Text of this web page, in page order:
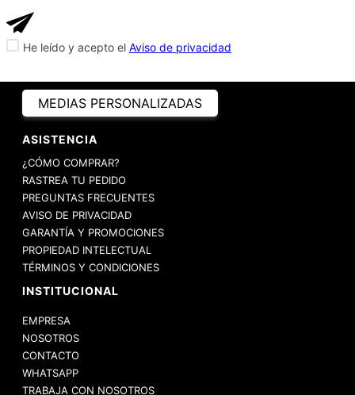
He leído y acepto el Aviso de privacidad
MEDIAS PERSONALIZADAS
ASISTENCIA
¿CÓMO COMPRAR?
RASTREA TU PEDIDO
PREGUNTAS FRECUENTES
AVISO DE PRIVACIDAD
GARANTÍA Y PROMOCIONES
PROPIEDAD INTELECTUAL
TÉRMINOS Y CONDICIONES
INSTITUCIONAL
EMPRESA
NOSOTROS
CONTACTO
WHATSAPP
TRABAJA CON NOSOTROS